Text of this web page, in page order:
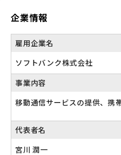
企業情報
雇用企業名
ソフトバンク株式会社
事業内容
移動通信サービスの提供、携
代表者名
宮川 潤一